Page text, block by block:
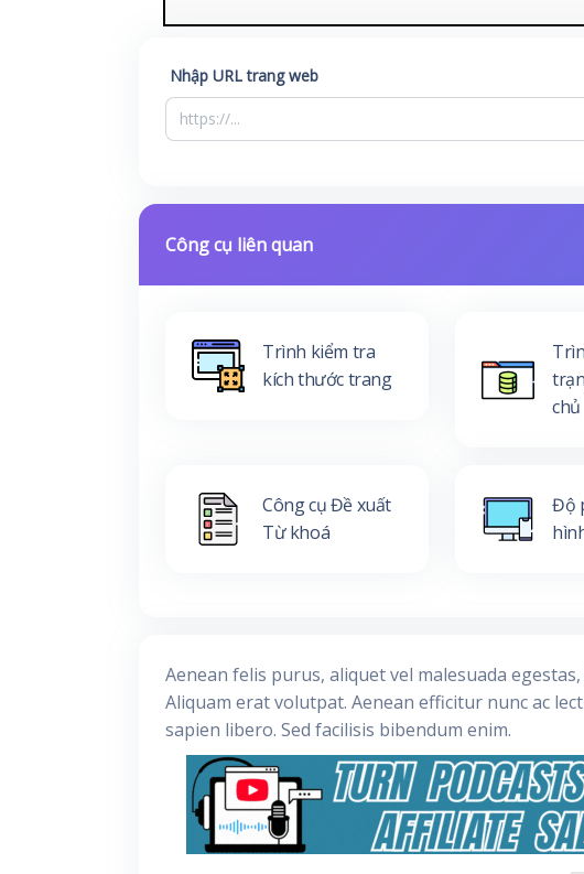
Nhập URL trang web
Công cụ liên quan
Trình kiểm tra
kích thước trang
chủ
Công cụ Đề xuất
Từ khoá
Độ
Aenean felis purus, aliquet vel malesuada
Aliquam erat volutpat. Aenean efficitur nunc ac
sapien libero. Sed facilisis bibendum enim.